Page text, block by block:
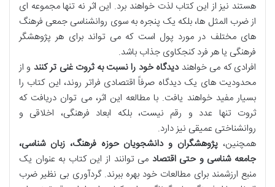
هستند نیز از این کتاب لذت خواهند برد. این اثر نه تنها مجموعه ای
از ضرب المثل ها، بلکه یک پنجره به سوی روانشناسی جمعی فرهنگ
های مختلف در مورد پول است که می تواند برای هر پژوهشگر
فرهنگی یا هر فرد کنجکاوی جذاب باشد.
افرادی که می خواهنددیدگاه خود را نسبت به ثروت غنی تر کنند و از
محدودیت های یک دیدگاه صرفاً اقتصادی فراتر روند، این کتاب را
بسیار مفید خواهند یافت. با مطالعه این اثر، می توان دریافت که
ثروت تنها عدد و رقم نیست، بلکه ابعاد فرهنگی، اخلاقی و
روانشناختی عمیقی نیز دارد.
همچنین، پژوهشگران و دانشجویان حوزه فرهنگ، زبان شناسی،
جامعه شناسی و حتی اقتصاد می توانند از این کتاب به عنوان یک
منبع ارزشمند برای مطالعات خود بهره ببرند. گردآوری بی نظیر ضرب